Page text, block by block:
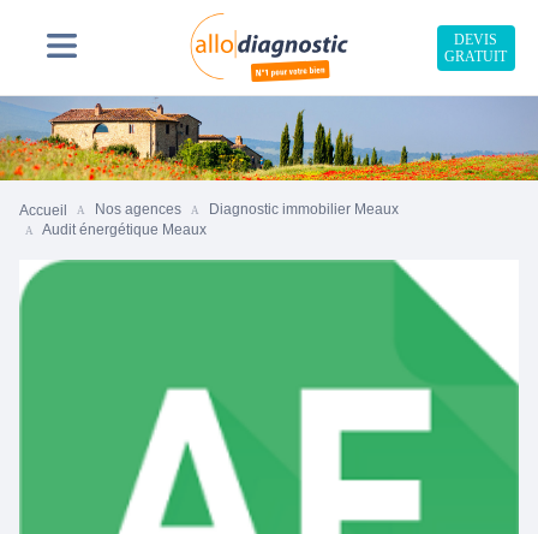
DEVIS
GRATUIT
Accueil Nos agences
Diagnostic immobilier Meaux
Audit énergétique Meaux